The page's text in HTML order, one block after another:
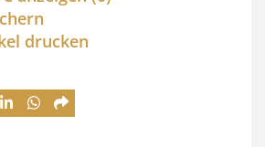
n
n
:
drucken